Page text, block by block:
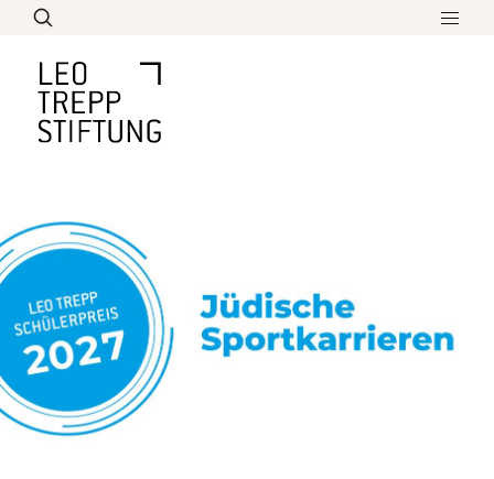
Direkt
Ausschreibung
Die Aufgabe und Themenschwerpunkte
Ideen und Hilfen
Arbeitsmethoden und Formate
Jury für den Preis
Preisverleihungen
Bildung
Aktuelles
Biographie
Lebenswerk